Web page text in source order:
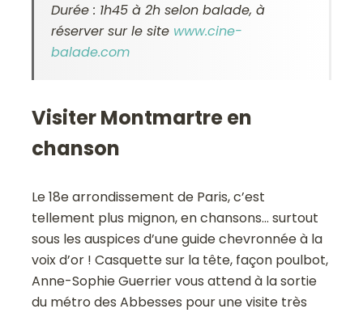
Durée : 1h45 à 2h selon balade, à
réserver sur le site www.cine-
balade.com
Visiter Montmartre en
chanson
Le 18e arrondissement de Paris, c’est
tellement plus mignon, en chansons… surtout
sous les auspices d’une guide chevronnée à la
voix d’or ! Casquette sur la tête, façon poulbot,
Anne-Sophie Guerrier vous attend à la sortie
du métro des Abbesses pour une visite très